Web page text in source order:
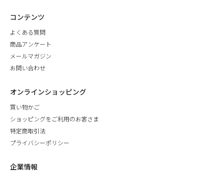
コンテンツ
よくある質問
商品アンケート
メールマガジン
お問い合わせ
オンラインショッピング
買い物かご
ショッピングをご利用のお客さま
特定商取引法
プライバシーポリシー
企業情報